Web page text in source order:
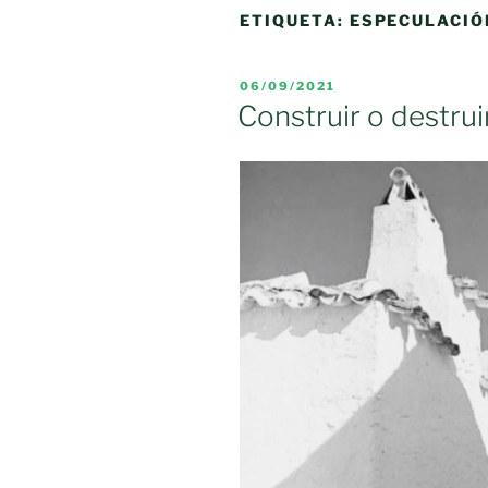
ETIQUETA:
PUBLICADO
EL
06/09/2021
Construir o